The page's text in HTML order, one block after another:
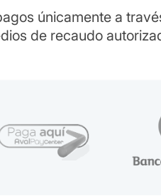
únicamente a
de recaudo